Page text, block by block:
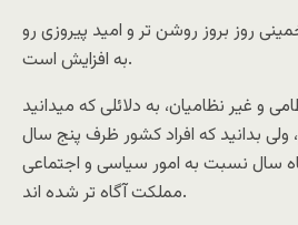
روز بروز روشن تر و امید پیروزی رو
به افزایش است.
و غیر نظامیان، به دلائلی که میدانید
ولی بدانید که افراد کشور ظرف پنج سال
سال نسبت به امور سیاسی و اجتماعی
مملکت آگاه تر شده اند.